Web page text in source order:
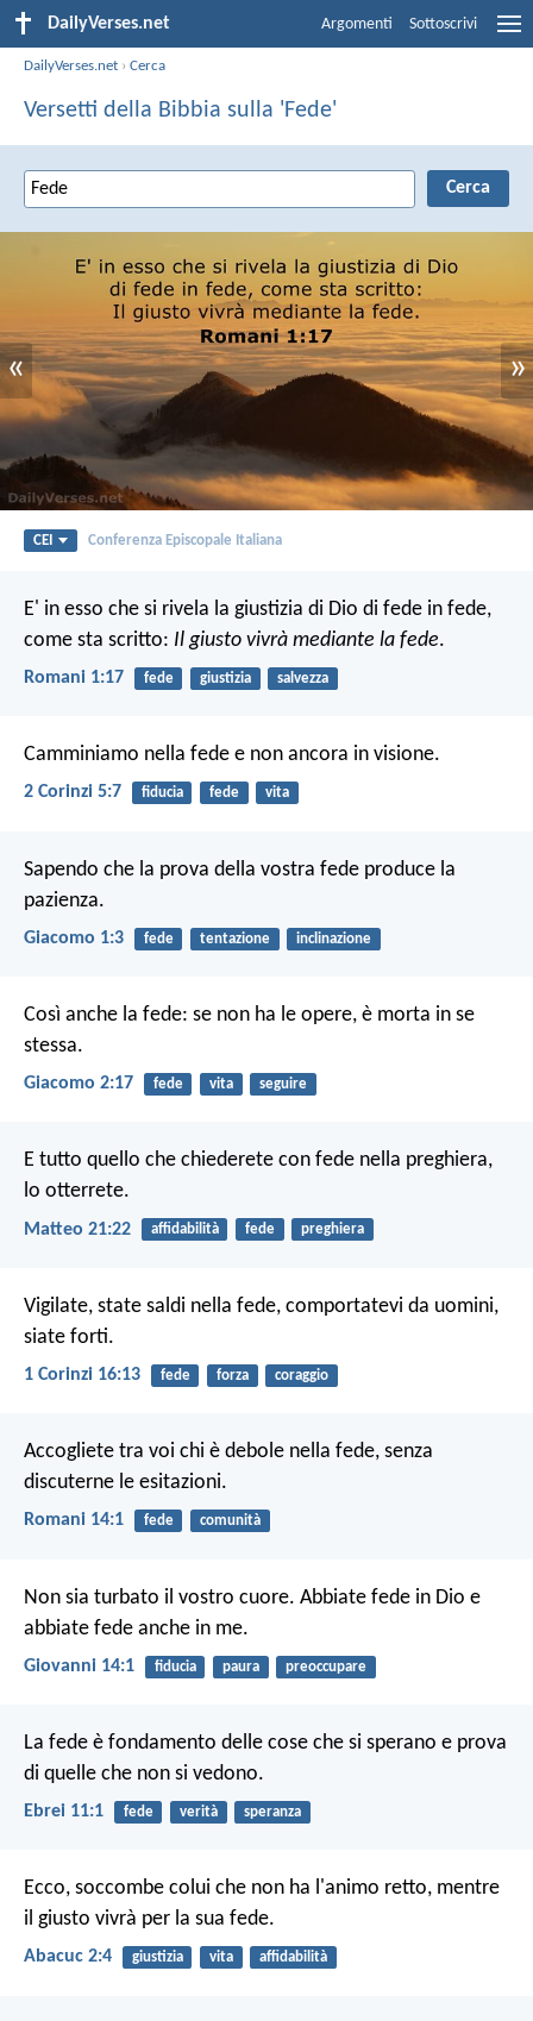
DailyVerses.net Argomenti Sottoscrivi
DailyVerses.net ›Cerca
Versetti della Bibbia sulla 'Fede'
« »
CEI Conferenza Episcopale Italiana
E' in esso che si rivela la giustizia di Dio di fede in fede,
come sta scritto: Il giusto vivrà mediante la fede.
Romani 1:17 fede giustizia salvezza
Camminiamo nella fede e non ancora in visione.
2 Corinzi 5:7 fiducia fede vita
Sapendo che la prova della vostra fede produce la
pazienza.
Giacomo 1:3 fede tentazione inclinazione
Così anche la fede: se non ha le opere, è morta in se
stessa.
Giacomo 2:17 fede vita seguire
E tutto quello che chiederete con fede nella preghiera,
lo otterrete.
Matteo 21:22 affidabilità fede preghiera
Vigilate, state saldi nella fede, comportatevi da uomini,
siate forti.
1 Corinzi 16:13 fede forza coraggio
Accogliete tra voi chi è debole nella fede, senza
discuterne le esitazioni.
Romani 14:1 fede comunità
Non sia turbato il vostro cuore. Abbiate fede in Dio e
abbiate fede anche in me.
Giovanni 14:1 fiducia paura preoccupare
La fede è fondamento delle cose che si sperano e prova
di quelle che non si vedono.
Ebrei 11:1 fede verità speranza
Ecco, soccombe colui che non ha l'animo retto, mentre
il giusto vivrà per la sua fede.
Abacuc 2:4 giustizia vita affidabilità